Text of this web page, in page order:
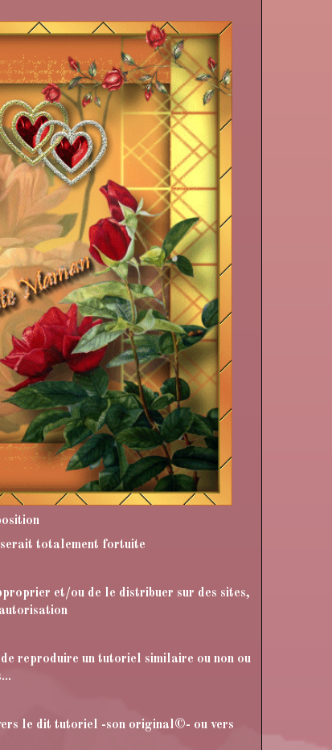
totalement fortuite
et/ou de le distribuer sur des sites,
reproduire un tutoriel similaire ou non ou
le dit tutoriel -son original©- ou vers